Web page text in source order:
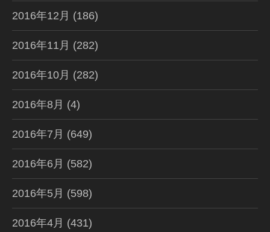
2016年12月 (186)
2016年11月 (282)
2016年10月 (282)
2016年8月 (4)
2016年7月 (649)
2016年6月 (582)
2016年5月 (598)
2016年4月 (431)